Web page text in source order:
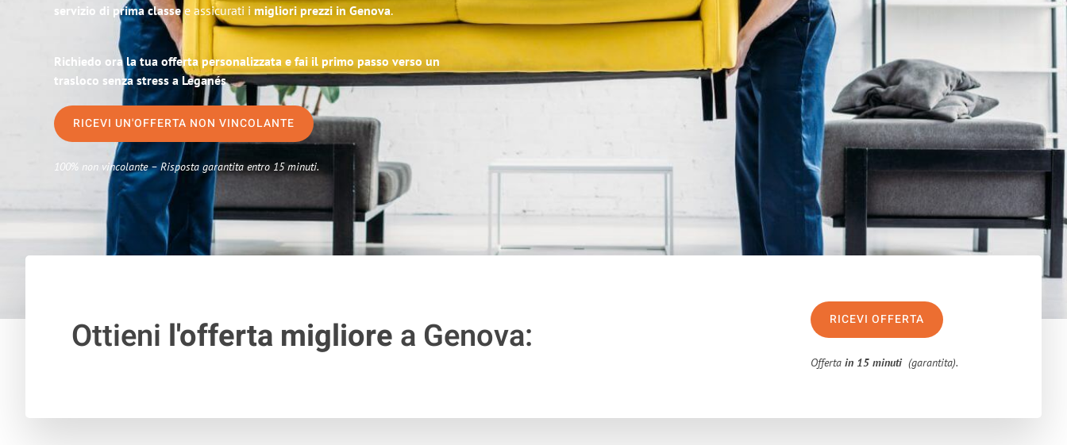
servizio di prima classee assicurati i migliori prezzi in Genova.
Richiedo ora la tua offerta personalizzata e fai il primo passo verso un
trasloco senza stress a Leganés
RICEVI UN'OFFERTA NON VINCOLANTE
100% non vincolante – Risposta garantita entro 15 minuti.
Ottieni l'offerta migliorea Genova: RICEVI OFFERTA
Offertain 15 minuti (garantita).